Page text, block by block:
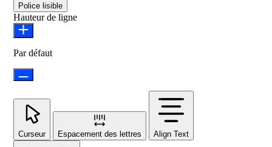
Police lisible
Hauteur de ligne
Par défaut
Curseur Espacement des lettres Align Text